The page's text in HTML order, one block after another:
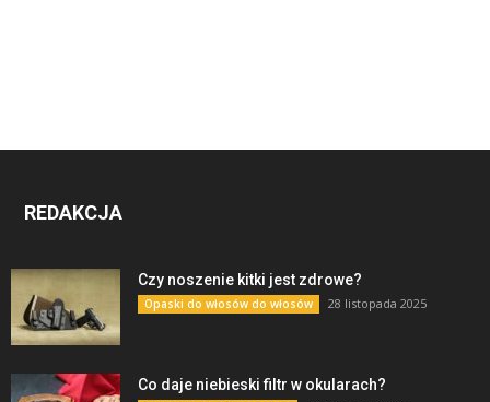
REDAKCJA
Czy noszenie kitki jest zdrowe?
Opaski do włosów do włosów 28 listopada 2025
Co daje niebieski filtr w okularach?